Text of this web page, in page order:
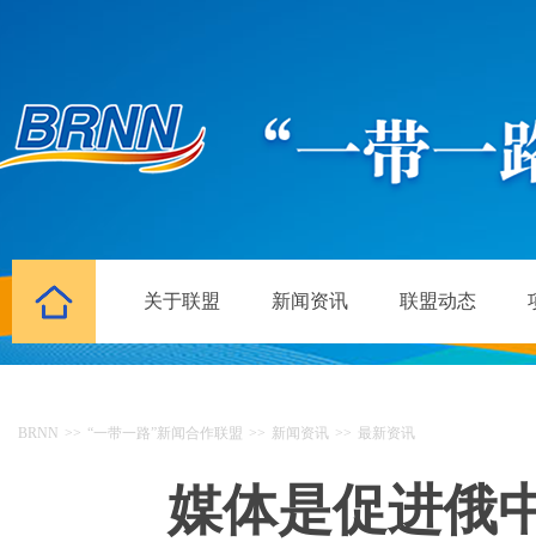
关于联盟 新闻资讯 联盟动态
BRNN >> “一带一路”新闻合作联盟 >> 新闻资讯 >> 最新资讯
媒体是促进俄